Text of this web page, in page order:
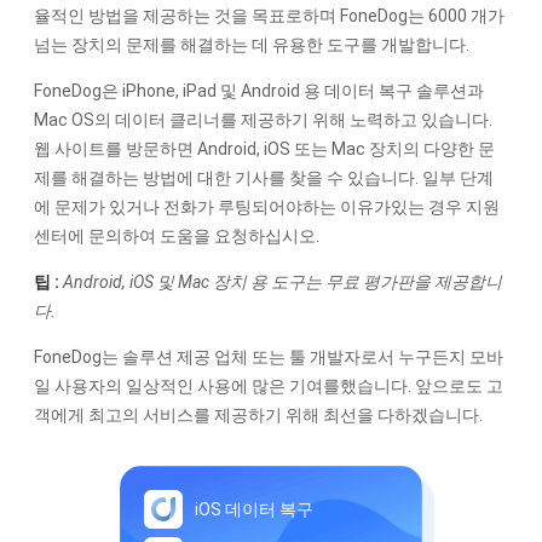
율적인 방법을 제공하는 것을 목표로하며 FoneDog는 6000 개가
넘는 장치의 문제를 해결하는 데 유용한 도구를 개발합니다.
FoneDog은 iPhone, iPad 및 Android 용 데이터 복구 솔루션과
Mac OS의 데이터 클리너를 제공하기 위해 노력하고 있습니다.
웹 사이트를 방문하면 Android, iOS 또는 Mac 장치의 다양한 문
제를 해결하는 방법에 대한 기사를 찾을 수 있습니다. 일부 단계
에 문제가 있거나 전화가 루팅되어야하는 이유가있는 경우 지원
센터에 문의하여 도움을 요청하십시오.
팁 : Android, iOS 및 Mac 장치 용 도구는 무료 평가판을 제공합니
다.
FoneDog는 솔루션 제공 업체 또는 툴 개발자로서 누구든지 모바
일 사용자의 일상적인 사용에 많은 기여를했습니다. 앞으로도 고
객에게 최고의 서비스를 제공하기 위해 최선을 다하겠습니다.